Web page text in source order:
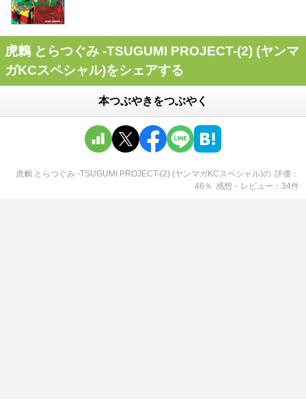
虎鶫 とらつぐみ -TSUGUMI PROJECT-(2) (ヤンマ
ガKCスペシャル)をシェアする
本つぶやきをつぶやく
虎鶫 とらつぐみ -TSUGUMI PROJECT-(2) (ヤンマガKCスペシャル)の 評価
46 ％ 感想・レビュー 34件